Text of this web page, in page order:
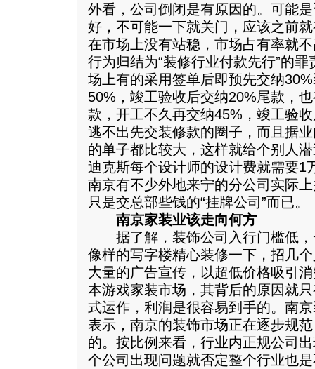
外看，公司倒闭是有原因的。可能
好，不可能一下就关门，应该之前
在市场上没有站稳，市场占有率就
行为归结为“装修行业付款先行”的
场上有的采用签单后即预先交纳
50%，竣工验收后交纳20%尾款，
款，开工不久再交纳45%，竣工验
逃不出先交装修款的圈子，而且据
的单子都比较大，这样就给个别人
迪克斯每个设计师的设计费就需要1
南京有不少外地来宁的分公司实际
只是交总部些钱的“挂牌公司”而已。
南京家装业该走向何方
据了解，装饰公司入行门槛低，
像样的写字楼精心装修一下，招几
大量的广告宣传，以超低价格吸引
本游戏家装市场，其背后的原因就
式运作，利润是很容易到手的。南
表示，南京的装饰市场正在逐步规
的。按比例来看，行业内正规公司
个公司出现问题就否定整个行业也